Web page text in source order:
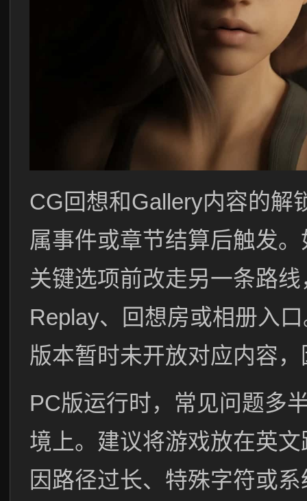
CG回想和Gallery内容的解
属事件或章节结算后触发
关键选项前改走另一条路
Replay、回想房或相册入
版本暂时未开放对应内容
PC版运行时，常见问题多
境上。建议将游戏放在英
因路径过长、特殊字符或